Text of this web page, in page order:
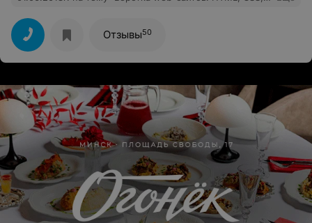
языка HTML, но благодаря слаженной работе команды
Центра "Успех" могу свободно писать код на HTML
оценивать работу других сайтов. Благодарю команду
центра. Спасибо, что Вы есть.
Отзывы50